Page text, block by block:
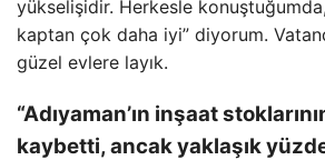
yükselişidir. Herkesle
kaptan çok daha iyi” diyorum.
güzel evlere layık.
“Adıyaman’ın inşaat
kaybetti, ancak yaklaşık